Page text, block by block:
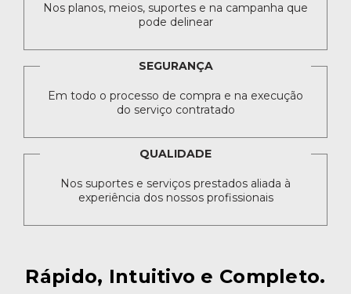
Nos planos, meios, suportes e na campanha que
pode delinear
SEGURANÇA
Em todo o processo de compra e na execução
do serviço contratado
QUALIDADE
Nos suportes e serviços prestados aliada à
experiência dos nossos profissionais
Rápido, Intuitivo e Completo.